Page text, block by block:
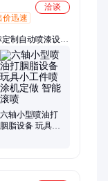
洽谈
价迅速
制自动喷漆设
体机、喷漆模具
、自动喷涂生产
六轴小型喷油打
胭脂设备 玩具小